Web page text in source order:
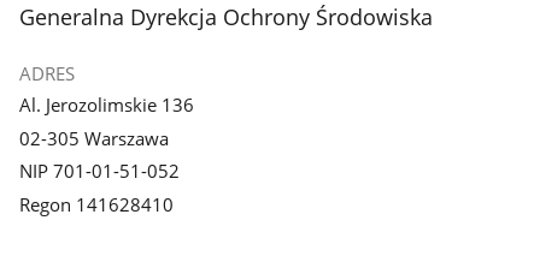
stopka
Generalna Dyrekcja Ochrony Środowiska
ADRES
Al. Jerozolimskie 136
02-305 Warszawa
NIP 701-01-51-052
Regon 141628410